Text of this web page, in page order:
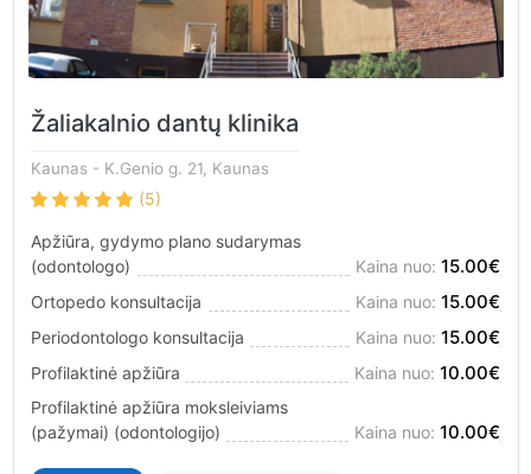
Žaliakalnio dantų klinika
Kaunas - K.Genio g. 21, Kaunas
(5)
Apžiūra, gydymo plano sudarymas
(odontologo)
Kaina nuo: 15.00€
Ortopedo konsultacija Kaina nuo: 15.00€
Periodontologo konsultacija Kaina nuo: 15.00€
Profilaktinė apžiūra Kaina nuo: 10.00€
Profilaktinė apžiūra moksleiviams
(pažymai) (odontologijo)
Kaina nuo: 10.00€